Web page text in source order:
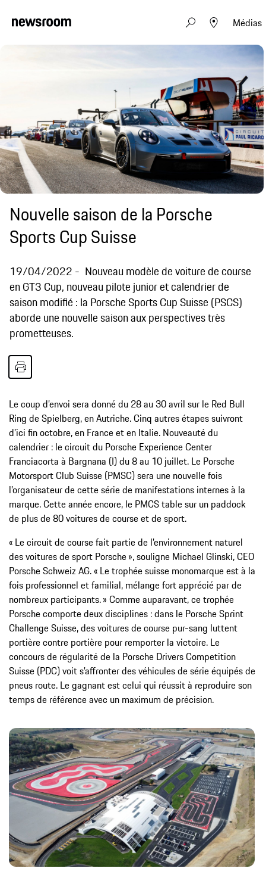
Médias
Nouvelle saison de la Porsche
Sports Cup Suisse
19/04/2022
Nouveau modèle de voiture de course
en GT3 Cup, nouveau pilote junior et calendrier de
saison modifié : la Porsche Sports Cup Suisse (PSCS)
aborde une nouvelle saison aux perspectives très
prometteuses.
Le coup d’envoi sera donné du 28 au 30 avril sur le Red Bull
Ring de Spielberg, en Autriche. Cinq autres étapes suivront
d’ici fin octobre, en France et en Italie. Nouveauté du
calendrier : le circuit du Porsche Experience Center
Franciacorta à Bargnana (I) du 8 au 10 juillet. Le Porsche
Motorsport Club Suisse (PMSC) sera une nouvelle fois
l’organisateur de cette série de manifestations internes à la
marque. Cette année encore, le PMCS table sur un paddock
de plus de 80 voitures de course et de sport.
« Le circuit de course fait partie de l’environnement naturel
des voitures de sport Porsche », souligne Michael Glinski, CEO
Porsche Schweiz AG. « Le trophée suisse monomarque est à la
fois professionnel et familial, mélange fort apprécié par de
nombreux participants. » Comme auparavant, ce trophée
Porsche comporte deux disciplines : dans le Porsche Sprint
Challenge Suisse, des voitures de course pur-sang luttent
portière contre portière pour remporter la victoire. Le
concours de régularité de la Porsche Drivers Competition
Suisse (PDC) voit s’affronter des véhicules de série équipés de
pneus route. Le gagnant est celui qui réussit à reproduire son
temps de référence avec un maximum de précision.